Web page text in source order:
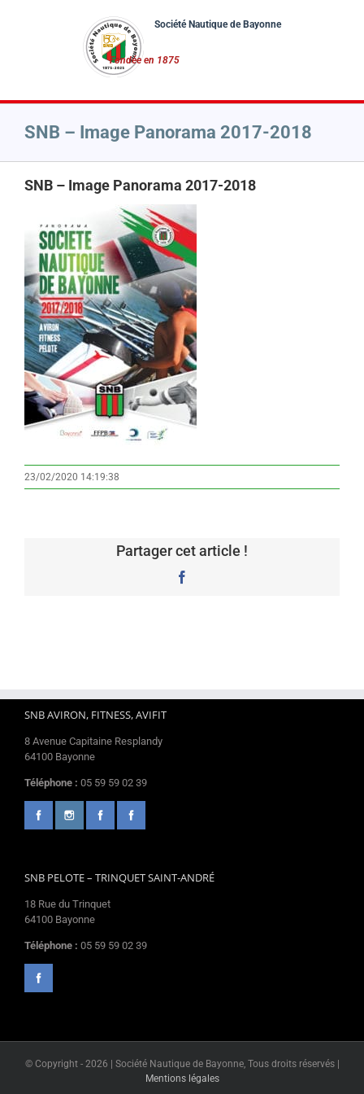
SNB – Image Panorama 2017-2018
SNB – Image Panorama 2017-2018
23/02/2020 14:19:38
Partager cet article !
SNB AVIRON, FITNESS, AVIFIT
8 Avenue Capitaine Resplandy
64100 Bayonne
Téléphone : 05 59 59 02 39
SNB PELOTE – TRINQUET SAINT-ANDRÉ
18 Rue du Trinquet
64100 Bayonne
Téléphone : 05 59 59 02 39
© Copyright - 2026 | Société Nautique de Bayonne, Tous droits réservés |
Mentions légales